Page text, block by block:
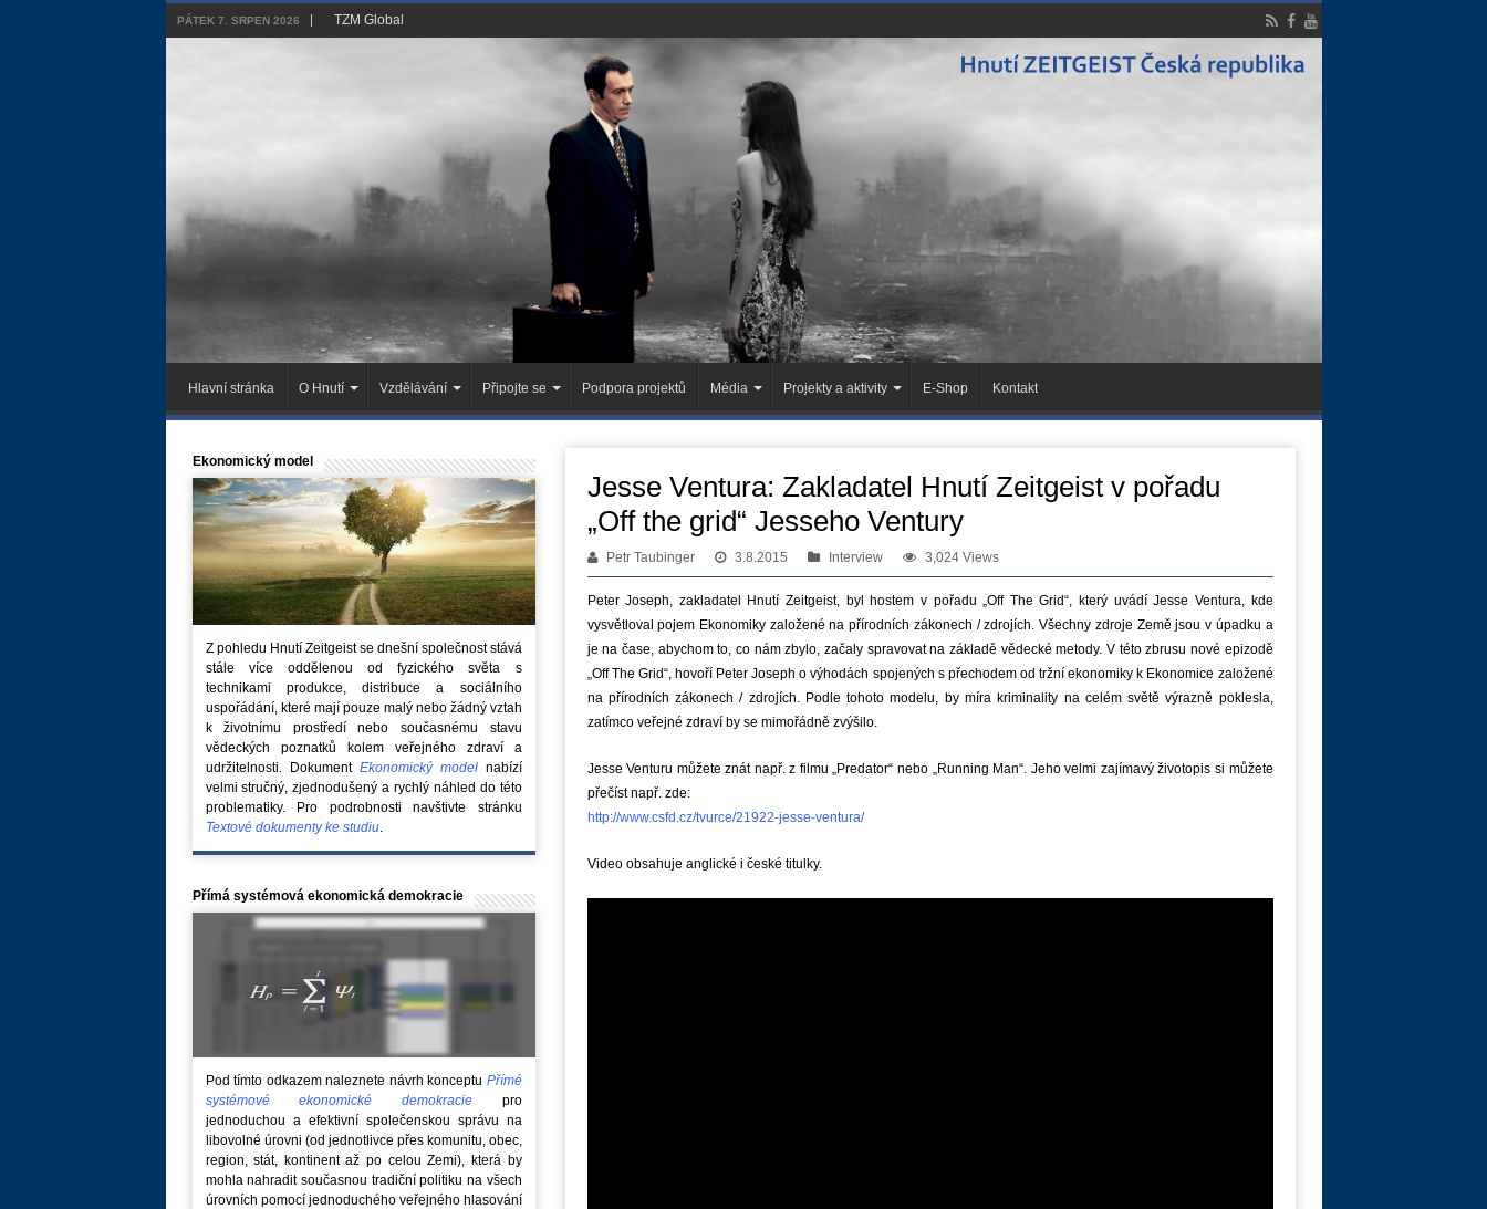
PÁTEK 7. SRPEN 2026 TZM Global
Hlavní stránka O Hnutí Vzdělávání Připojte se Podpora projektů Média Projekty a aktivity E-Shop Kontakt
Jesse Ventura: Zakladatel Hnutí Zeitgeist v pořadu
„Off the grid“ Jesseho Ventury
Petr Taubinger 3.8.2015 Interview 3,024 Views
Peter Joseph, zakladatel Hnutí Zeitgeist, byl hostem v pořadu „Off The Grid“, který uvádíJesse Ventura , kde
vysvětloval pojem Ekonomiky založené na přírodních zákonech / zdrojích. Všechny zdroje Země jsouv úpadku a
je na čase , abychom to, co nám zbylo, začaly spravovat na základě vědecké metody. V této zbrusu nové epizodě
Off The Grid“, hovoří Peter Joseph o výhodách spojených s přechodem od tržní ekonomiky k Ekonomice založené
na přírodních zákonech / zdrojích
Podle tohoto modelu , by míra kriminality na celém světě výrazně poklesla,
zatímco veřejné zdravíbyse mimořádně zvýšilo.
Jesse Venturu můžete znát např. z filmu „Predator“ nebo „Running Man“. Jeho velmi zajímavý životopis si můžete
přečíst např. zde:
http://www.csfd.cz/tvurce/21922-jesse-ventura/
Video obsahuje anglické i české titulky.
Ekonomický model
Z pohledu Hnutí Zeitgeist se dnešní společnost stává
stále více oddělenou od fyzického světa s
technikami produkce, distribuce a sociálního
uspořádání, které mají pouze malý nebo žádný vztah
k životnímu prostředí nebo současnému stavu
vědeckých poznatků kolem veřejného zdraví a
udržitelnosti. Dokument Ekonomický modelnabízí
velmi stručný, zjednodušený a rychlý náhled do této
problematiky. Pro podrobnosti navštivte stránku
Textové dokumenty ke studiu.
Přímá systémová ekonomická demokracie
Pod tímto odkazem naleznete návrh konceptu Přímé
systémové ekonomické demokracie pro
jednoduchou a efektivní společenskou správu na
libovolné úrovni (od jednotlivce přes komunitu, obec,
region, stát, kontinent až po celou Zemi), která by
mohla nahradit současnou tradiční politiku na všech
úrovních pomocí jednoduchého veřejného hlasování